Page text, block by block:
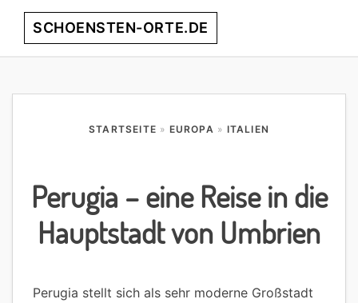
Skip
Skip
Skip
Skip
SCHOENSTEN-ORTE.DE
STARTSEITE » EUROPA » ITALIEN
Perugia – eine Reise in die
Hauptstadt von Umbrien
Perugia stellt sich als sehr moderne Großstadt